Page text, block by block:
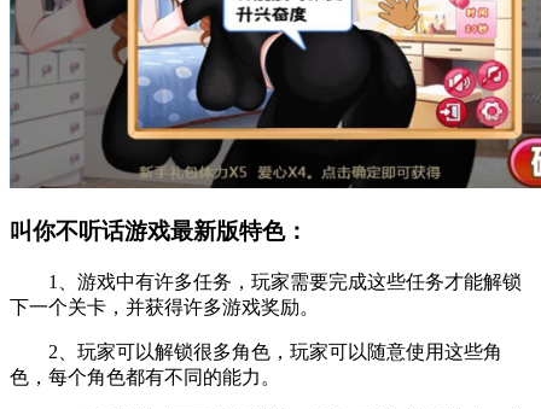
叫你不听话游戏最新版特色：
1、游戏中有许多任务，玩家需要完成这些任务才能解锁
下一个关卡，并获得许多游戏奖励。
2、玩家可以解锁很多角色，玩家可以随意使用这些角
色，每个角色都有不同的能力。